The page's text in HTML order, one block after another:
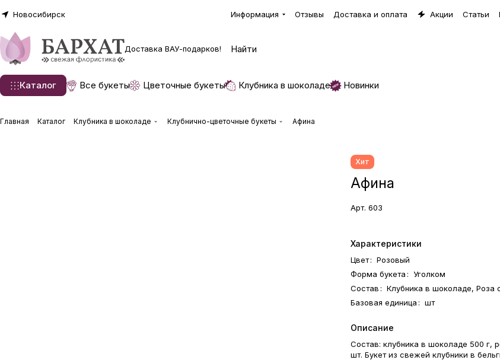
Новосибирск Информация Отзывы Доставка и оплата Акции Статьи
Доставка ВАУ-подарков!
Каталог Все букеты Цветочные букеты Клубника в шоколаде Новинки
Главная Каталог Клубника в шоколаде Клубнично-цветочные букеты Афина
Хит
Афина
Арт.603
Характеристики
Цвет: Розовый
Форма букета: Уголком
Состав: Клубника в шоколаде, Роза
Базовая единица: шт
Описание
Состав: клубника в шоколаде 500 г,
шт. Букет из свежей клубники в